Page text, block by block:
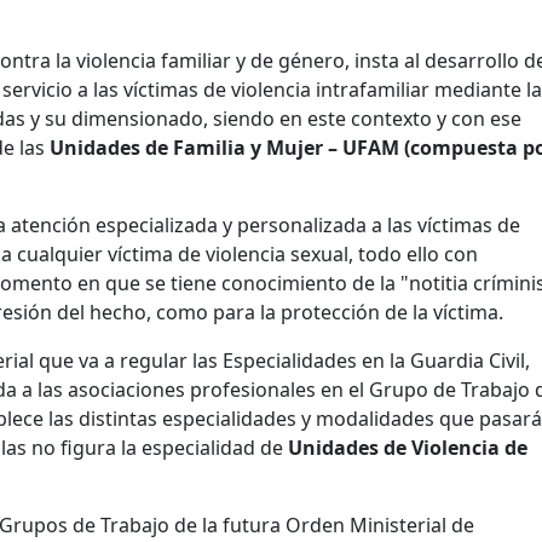
la violencia familiar y de género, insta al desarrollo
a las víctimas de violencia intrafamiliar mediante la
y su dimensionado, siendo en este contexto y con ese
las Unidades de Familia y Mujer – UFAM (compuesta
especializada y personalizada a las víctimas de
cualquier víctima de violencia sexual, todo ello con
en que se tiene conocimiento de la "notitia
del hecho, como para la protección de la víctima.
que va a regular las Especialidades en la Guardia Civil,
a las asociaciones profesionales en el Grupo de Trabajo
las distintas especialidades y modalidades que
no figura la especialidad de Unidades de Violencia de
de Trabajo de la futura Orden Ministerial de